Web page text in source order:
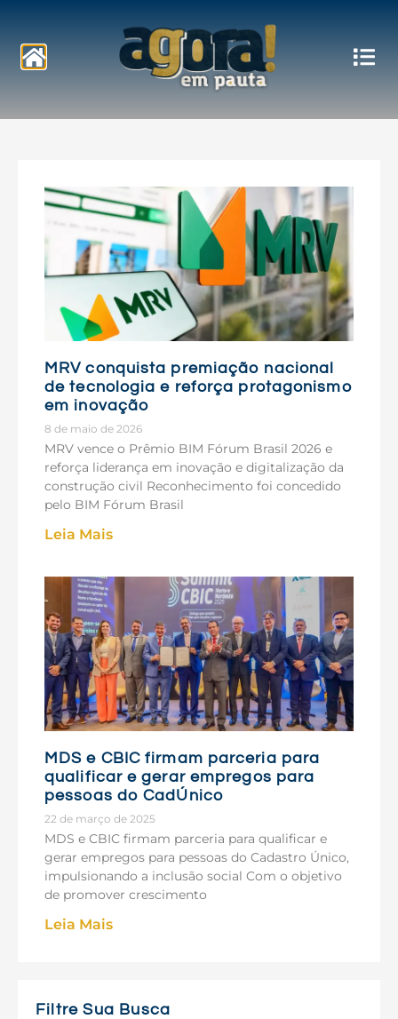
Notícias
MRV conquista premiação nacional
de tecnologia e reforça protagonismo
em inovação
8 de maio de 2026
MRV vence o Prêmio BIM Fórum Brasil 2026 e
reforça liderança em inovação e digitalização da
construção civil Reconhecimento foi concedido
pelo BIM Fórum Brasil
Leia Mais
MDS e CBIC firmam parceria para
qualificar e gerar empregos para
pessoas do CadÚnico
22 de março de 2025
MDS e CBIC firmam parceria para qualificar e
gerar empregos para pessoas do Cadastro Único,
impulsionando a inclusão social Com o objetivo
de promover crescimento
Leia Mais
Filtre Sua Busca